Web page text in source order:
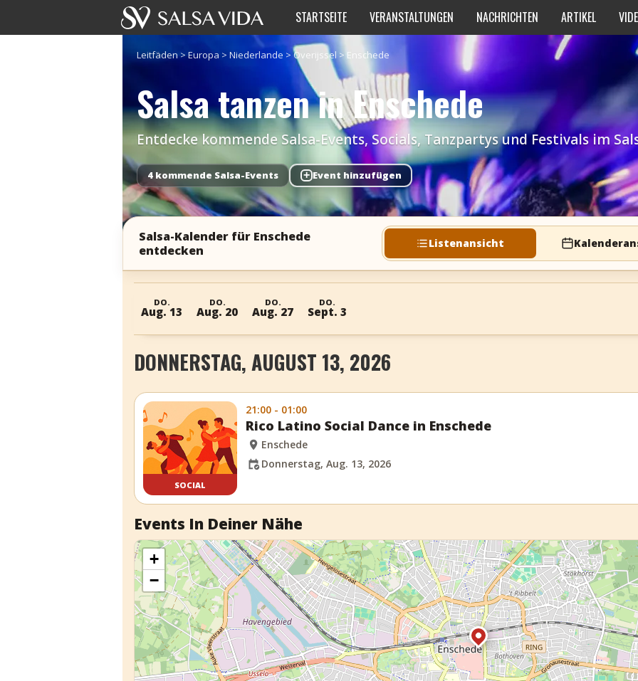
STARTSEITE VERANSTALTUNGEN NACHRICHTEN ARTIKEL
Leitfäden>Europa > Niederlande >Overijssel >Enschede
Salsa tanzen in Enschede
Entdecke kommende Salsa-Events, Socials, Tanzpartys und Festivals im
4 kommende Salsa-Events + Event hinzufügen
Salsa-Kalender für Enschede
entdecken
Listenansicht
DO.
Aug. 13
DO.
Aug. 20
DO.
Aug. 27
DO.
Sept. 3
DONNERSTAG, AUGUST 13, 2026
SOCIAL
21:00 - 01:00
Rico Latino Social Dance in Enschede
Enschede
Donnerstag, Aug. 13, 2026
Events In Deiner Nähe
+
−